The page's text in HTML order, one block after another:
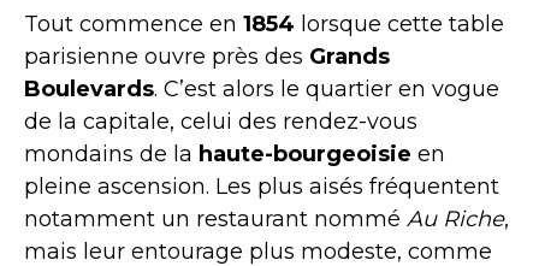
Tout commence en 1854 lorsque cette table
parisienne ouvre près des Grands
Boulevards. C’est alors le quartier en vogue
de la capitale, celui des rendez-vous
mondains de la haute-bourgeoisie en
pleine ascension. Les plus aisés fréquentent
notamment un restaurant nommé Au Riche,
mais leur entourage plus modeste, comme